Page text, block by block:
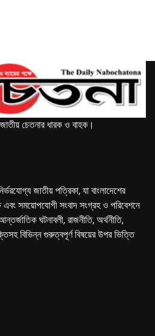
চেতনার ধারক ও বাহক।
জাতীয় পত্রিকা, যা বাংলাদেশের
এবং সময়োপযোগী সংবাদ সংগ্রহ ও পরিবেশনে
ঘটনাবলী, রাজনীতি, অর্থনীতি,
বিভিন্ন গুরুত্বপূর্ণ বিষয়ের উপর ভিত্তি